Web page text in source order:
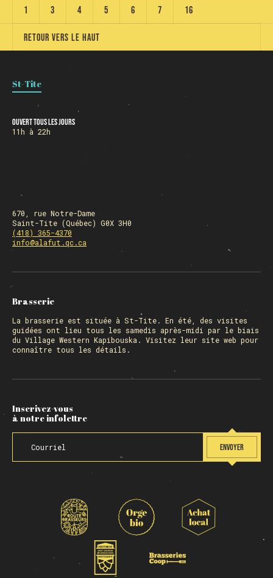
Retour vers le haut
1 3 4 5 6 7 16
St-Tite
Ouvert tous les jours
11h à 22h
670, rue Notre-Dame
Saint-Tite (Québec) G0X 3H0
(418) 365-4370
info@alafut.qc.ca
Brasserie
La brasserie est située à St-Tite. En été, des visites
guidées ont lieu tous les samedis après-midi par le biais
du Village Western Kapibouska. Visitez leur site web pour
connaître tous les détails.
Inscrivez-vous
à notre infolettre
ENVOYER